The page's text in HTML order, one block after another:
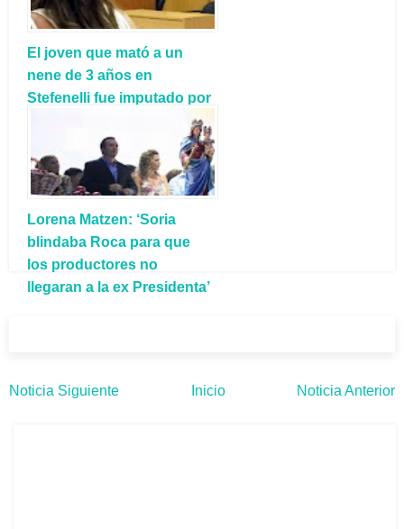
El joven que mató a un
nene de 3 años en
Stefenelli fue imputado por
lesiones graves’
Lorena Matzen: ‘Soria
blindaba Roca para que
los productores no
llegaran a la ex Presidenta’
Noticia Siguiente Inicio Noticia Anterior